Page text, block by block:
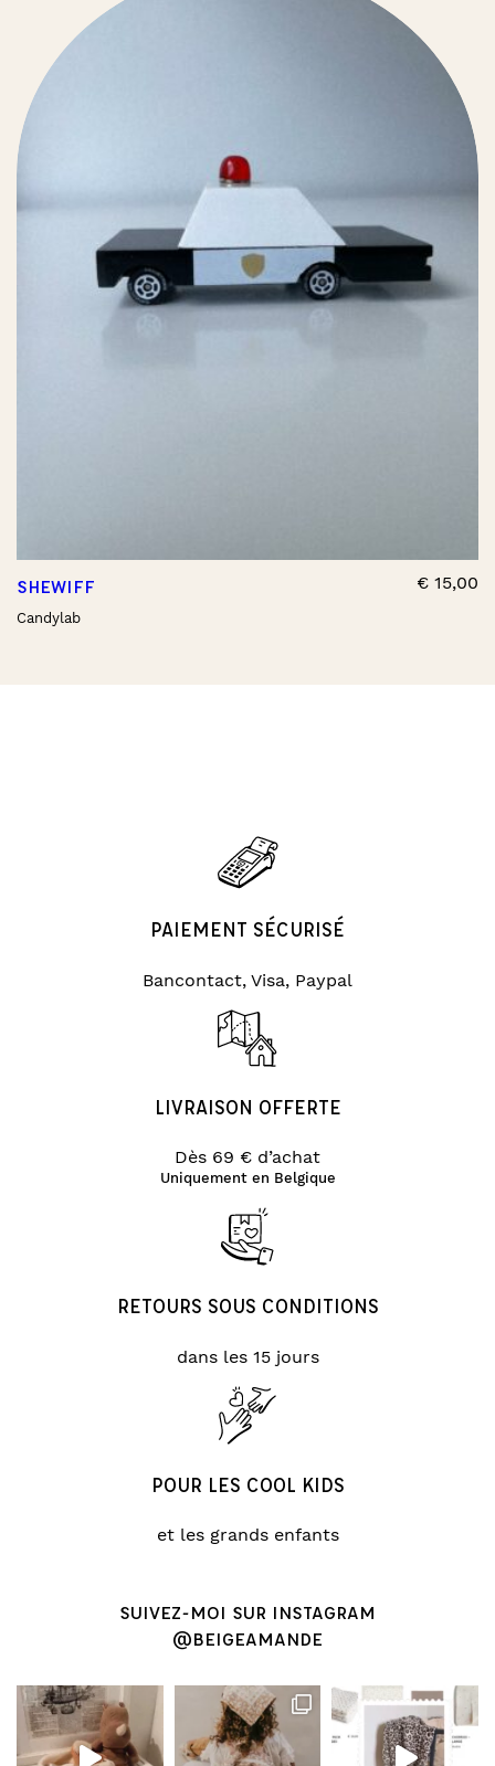
SHEWIFF
Candylab
€ 15,00
PAIEMENT SÉCURISÉ
Bancontact, Visa, Paypal
LIVRAISON OFFERTE
Dès 69 € d’achat
Uniquement en Belgique
RETOURS SOUS CONDITIONS
dans les 15 jours
POUR LES COOL KIDS
et les grands enfants
SUIVEZ-MOI SUR INSTAGRAM
@BEIGEAMANDE